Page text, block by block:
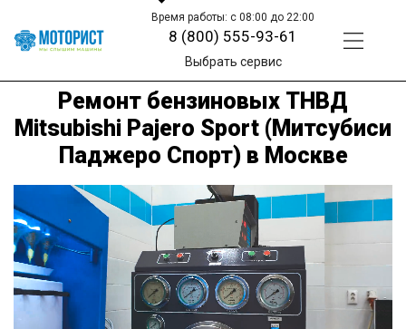
Время работы: с 08:00 до 22:00
8 (800) 555-93-61
Выбрать сервис
Ремонт бензиновых ТНВД
Mitsubishi Pajero Sport (Митсубиси
Паджеро Спорт) в Москве